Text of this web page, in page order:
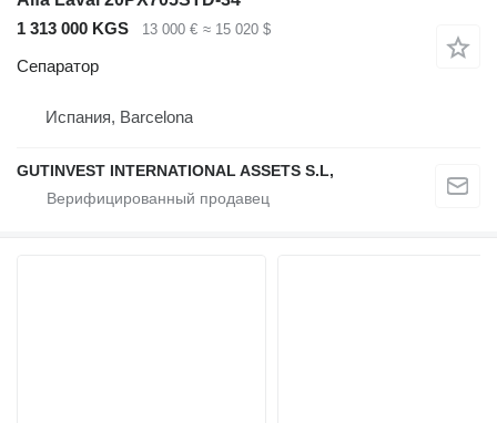
1 313 000 KGS
13 000 € ≈ 15 020 $
Сепаратор
Испания, Barcelona
GUTINVEST INTERNATIONAL ASSETS S.L,